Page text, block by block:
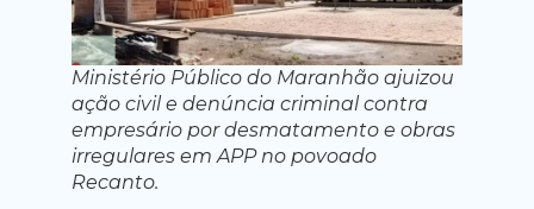
Ministério Público do Maranhão ajuizou
ação civil e denúncia criminal contra
empresário por desmatamento e obras
irregulares em APP no povoado
Recanto.